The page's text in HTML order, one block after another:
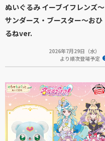
ぬいぐるみ イーブイフレンズ～
サンダース・ブースター～おひ
るねver.
2026年7月29日（水）
より順次登場予定